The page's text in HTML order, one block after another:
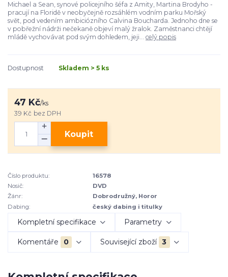
Michael a Sean, synové policejního šéfa z Amity, Martina Brodyho -
pracují na Floridě v neobyčejně rozsáhlém vodním parku Mořský
svět, pod vedením ambiciózního Calvina Boucharda. Jednoho dne se
v pobřežní nádrži nečekaně objeví malý žralok. Zaměstnanci chtějí
mládě vychovávat pod svým dohledem, jeji... celý popis
Dostupnost Skladem > 5 ks
47 Kč/ks
39 Kč bez DPH
Koupit
Číslo produktu:
16578
Nosič:
DVD
Žánr:
Dobrodružný, Horor
Dabing:
český dabing i titulky
Kompletní specifikace Parametry
Komentáře 0 Související zboží 3